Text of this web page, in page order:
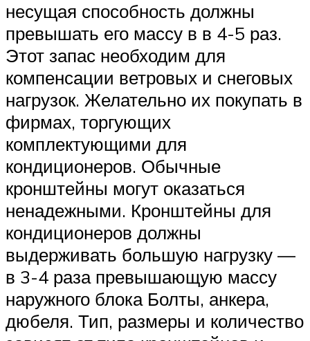
несущая способность должны
превышать его массу в в 4-5 раз.
Этот запас необходим для
компенсации ветровых и снеговых
нагрузок. Желательно их покупать в
фирмах, торгующих
комплектующими для
кондиционеров. Обычные
кронштейны могут оказаться
ненадежными. Кронштейны для
кондиционеров должны
выдерживать большую нагрузку —
в 3-4 раза превышающую массу
наружного блока Болты, анкера,
дюбеля. Тип, размеры и количество